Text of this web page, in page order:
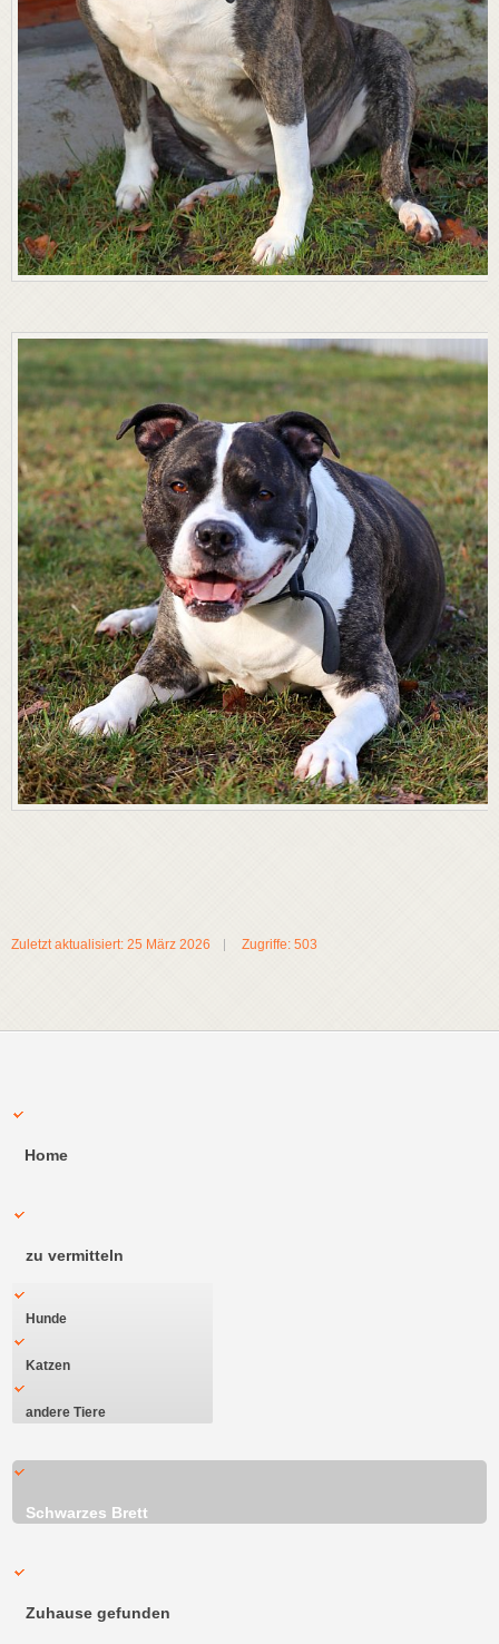
Zuletzt aktualisiert: 25 März 2026 Zugriffe: 503
Home
zu vermitteln
Hunde
Katzen
andere Tiere
Schwarzes Brett
Zuhause gefunden